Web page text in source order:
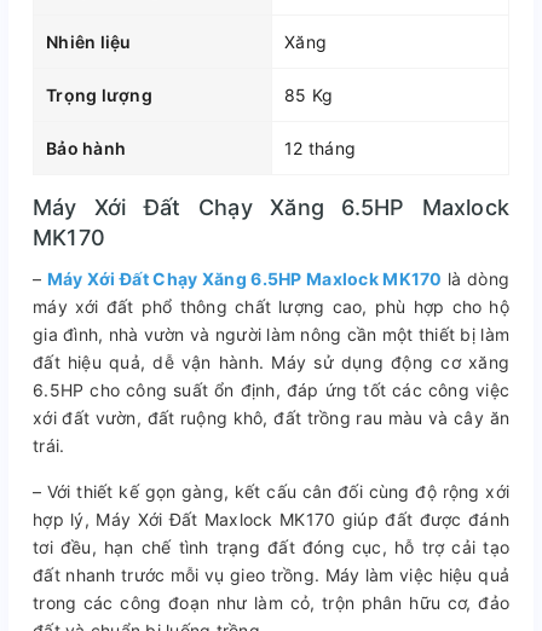
Nhiên liệu Xăng
Trọng lượng 85 Kg
Bảo hành 12 tháng
Máy Xới Đất Chạy Xăng 6.5HP Maxlock
MK170
– Máy Xới Đất Chạy Xăng 6.5HP Maxlock MK170 là dòng
máy xới đất phổ thông chất lượng cao, phù hợp cho hộ
gia đình, nhà vườn và người làm nông cần một thiết bị làm
đất hiệu quả, dễ vận hành. Máy sử dụng động cơ xăng
6.5HP cho công suất ổn định, đáp ứng tốt các công việc
xới đất vườn, đất ruộng khô, đất trồng rau màu và cây ăn
trái.
– Với thiết kế gọn gàng, kết cấu cân đối cùng độ rộng xới
hợp lý, Máy Xới Đất Maxlock MK170 giúp đất được đánh
tơi đều, hạn chế tình trạng đất đóng cục, hỗ trợ cải tạo
đất nhanh trước mỗi vụ gieo trồng. Máy làm việc hiệu quả
trong các công đoạn như làm cỏ, trộn phân hữu cơ, đảo